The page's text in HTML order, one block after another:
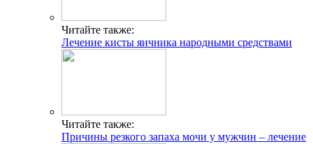
Читайте также:
Лечение кисты яичника народными средствами
Читайте также:
Причины резкого запаха мочи у мужчин – лечение